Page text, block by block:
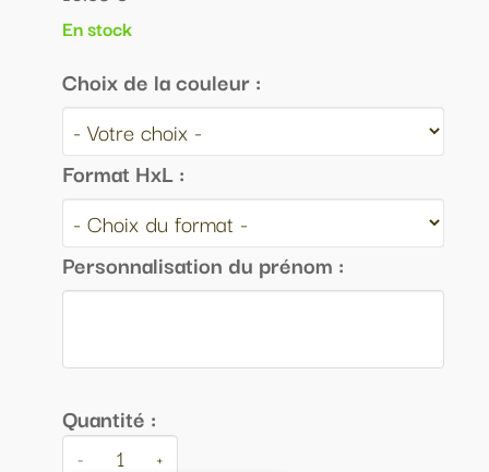
En stock
Choix de la couleur :
Format HxL :
Personnalisation du prénom :
Quantité :
- +